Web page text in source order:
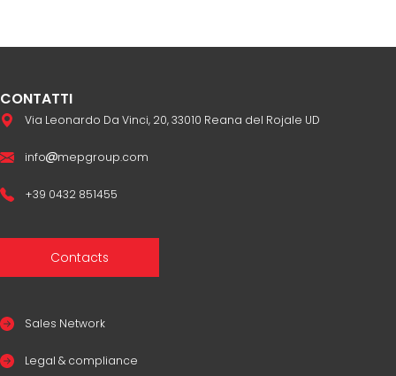
CONTATTI
Via Leonardo Da Vinci, 20, 33010 Reana del Rojale UD
info mepgroup.com
+39 0432 851455
Contacts
Sales Network
Legal & compliance